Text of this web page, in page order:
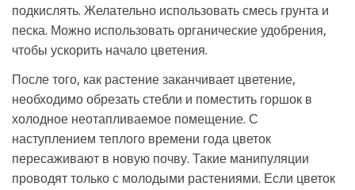
подкислять. Желательно использовать смесь грунта и
песка. Можно использовать органические удобрения,
чтобы ускорить начало цветения.
После того, как растение заканчивает цветение,
необходимо обрезать стебли и поместить горшок в
холодное неотапливаемое помещение. С
наступлением теплого времени года цветок
пересаживают в новую почву. Такие манипуляции
проводят только с молодыми растениями. Если цветок